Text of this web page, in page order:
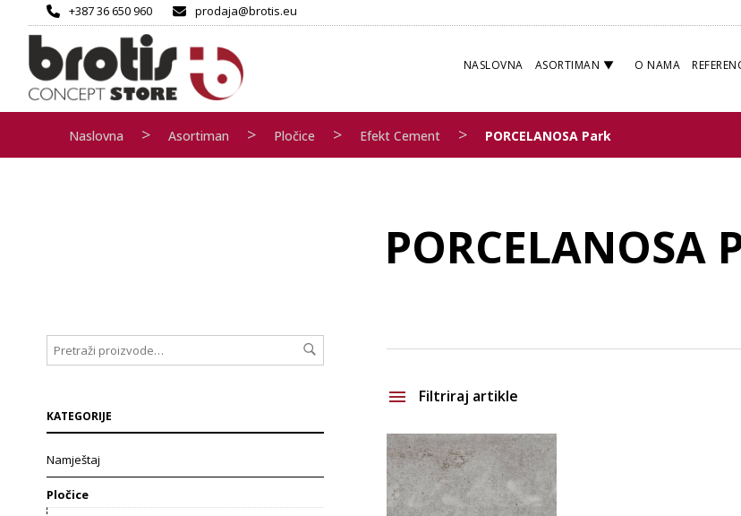
+387 36 650 960 prodaja@brotis.eu
NASLOVNA ASORTIMAN O NAMA
Naslovna > Asortiman > Pločice > Efekt Cement > PORCELANOSA Park
PORCELANOSA
KATEGORIJE
Namještaj
Pločice
Filtriraj artikle
Brand